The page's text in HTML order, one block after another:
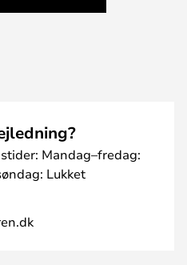
Mandag–fredag:
Lukket